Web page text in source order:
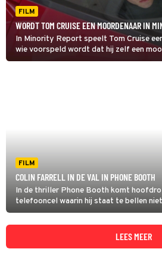
FILM
WORDT TOM CRUISE EEN MOORDENAAR IN
In Minority Report speelt Tom Cruise
wie voorspeld wordt dat hij zelf een
FILM
COLIN FARRELL IN DE VAL IN PHONE BOOTH
In de thriller Phone Booth komt
telefooncel waarin hij staat te bellen
hele tijd bloedspannend.
LEES MEER